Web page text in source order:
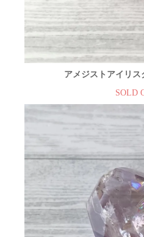
アメジストアイリ
SOLD